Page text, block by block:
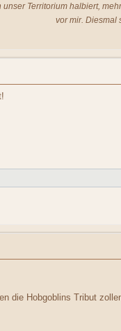
unser Territorium halbiert,
vor mir. Diesmal
die Hobgoblins Tribut